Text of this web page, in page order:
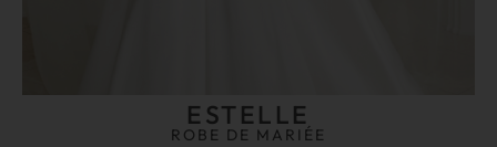
ESTELLE
ROBE DE MARIÉE